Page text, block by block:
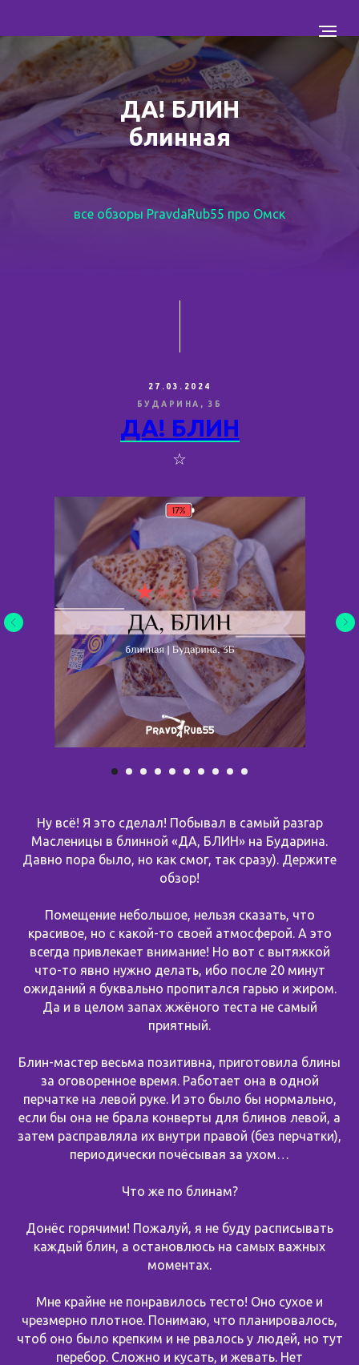
ДА! БЛИН
блинная
все обзоры PravdaRub55 про Омск
27.03.2024
БУДАРИНА, 3Б
ДА! БЛИН
☆
Ну всё! Я это сделал! Побывал в самый разгар
Масленицы в блинной «ДА, БЛИН» на Бударина.
Давно пора было, но как смог, так сразу). Держите
обзор!
Помещение небольшое, нельзя сказать, что
красивое, но с какой-то своей атмосферой. А это
всегда привлекает внимание! Но вот с вытяжкой
что-то явно нужно делать, ибо после 20 минут
ожиданий я буквально пропитался гарью и жиром.
Да и в целом запах жжёного теста не самый
приятный.
Блин-мастер весьма позитивна, приготовила блины
за оговоренное время. Работает она в одной
перчатке на левой руке. И это было бы нормально,
если бы она не брала конверты для блинов левой, а
затем расправляла их внутри правой (без перчатки),
периодически почёсывая за ухом…
Что же по блинам?
Донёс горячими! Пожалуй, я не буду расписывать
каждый блин, а остановлюсь на самых важных
моментах.
Мне крайне не понравилось тесто! Оно сухое и
чрезмерно плотное. Понимаю, что планировалось,
чтоб оно было крепким и не рвалось у людей, но тут
перебор. Сложно и кусать, и жевать. Нет